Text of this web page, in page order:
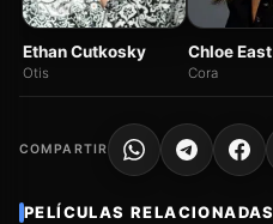
Ethan Cutkosky
Otis
Chloe East
Cora
COMPARTIR
PELÍCULAS RELACIONADAS